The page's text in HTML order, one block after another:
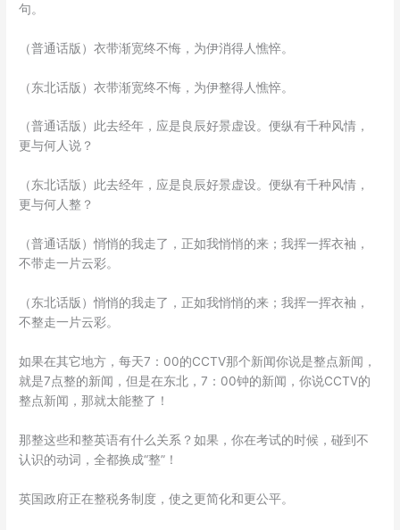
句。
（普通话版）衣带渐宽终不悔，为伊消得人憔悴。
（东北话版）衣带渐宽终不悔，为伊整得人憔悴。
（普通话版）此去经年，应是良辰好景虚设。便纵有千种风情，
更与何人说？
（东北话版）此去经年，应是良辰好景虚设。便纵有千种风情，
更与何人整？
（普通话版）悄悄的我走了，正如我悄悄的来；我挥一挥衣袖，
不带走一片云彩。
（东北话版）悄悄的我走了，正如我悄悄的来；我挥一挥衣袖，
不整走一片云彩。
如果在其它地方，每天7：00的CCTV那个新闻你说是整点新闻，
就是7点整的新闻，但是在东北，7：00钟的新闻，你说CCTV的
整点新闻，那就太能整了！
那整这些和整英语有什么关系？如果，你在考试的时候，碰到不
认识的动词，全都换成“整”！
英国政府正在整税务制度，使之更简化和更公平。